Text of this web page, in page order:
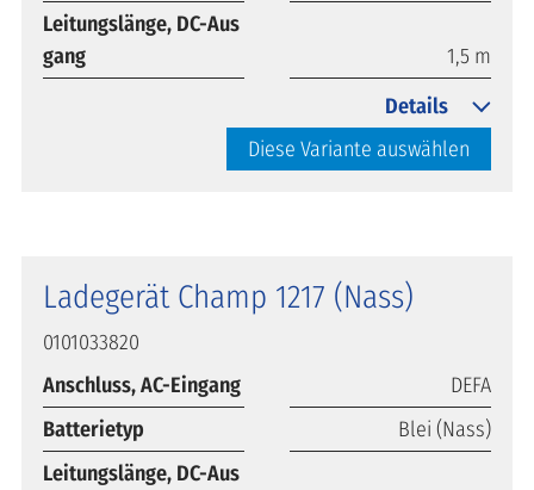
Leitungslänge, DC-Aus
gang
1,5 m
Diese Variante auswählen
Details
Ladegerät Champ 1217 (Nass)
0101033820
Anschluss, AC-Eingang
DEFA
Batterietyp
Blei (Nass)
Leitungslänge, DC-Aus